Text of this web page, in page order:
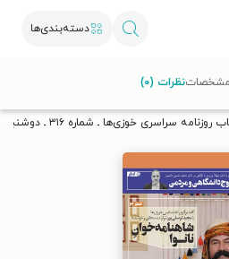
دسته‌بندی‌ها
طاقچه دریافت کن.
روزنامه سراسری خوزی‌ها ـ شماره ۳۱۶ ـ دوشنبه ۹ اسفندماه ۱۴۰۰
مشخصاتنظرات (۰)